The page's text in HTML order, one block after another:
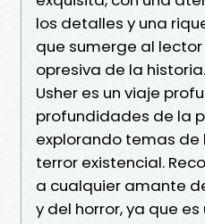
los detalles y una
que sumerge al
opresiva de la
Usher es un viaje
profundidades de la
explorando temas
terror existencial.
a cualquier amante
y del horror, ya que